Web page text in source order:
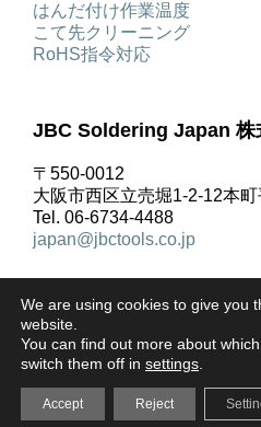
はんだ付け作業温度
こて先クリーニング
RoHS指令対応
JBC Soldering Japan 株
〒550-0012
大阪市西区立売堀1-2-12本
Tel. 06-6734-4488
japan@jbctools.co.jp
著作権 © JBC Soldering S.L. |
ライバシーポリシー|ご利
お問
We are using cookies to give you
website.
You can find out more about
switch them off in settings
Accept Reject